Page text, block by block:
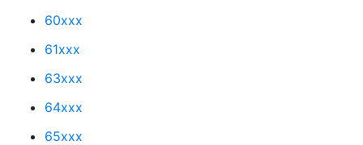
60xxx
61xxx
63xxx
64xxx
65xxx